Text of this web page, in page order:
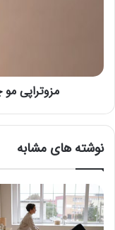
مزوتراپی
نوشته های مشابه